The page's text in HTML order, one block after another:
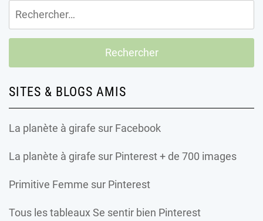
Rechercher :
SITES & BLOGS AMIS
La planète à girafe sur Facebook
La planète à girafe sur Pinterest + de 700 images
Primitive Femme sur Pinterest
Tous les tableaux Se sentir bien Pinterest